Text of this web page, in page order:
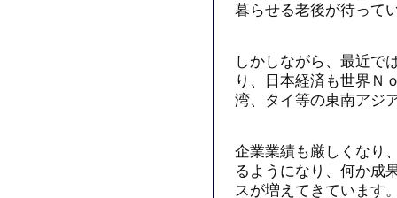
暮らせる老後が待って
しかしながら、最近で
り、日本経済も世界Ｎ
湾、タイ等の東南アジ
企業業績も厳しくなり
るようになり、何か成
スが増えてきています